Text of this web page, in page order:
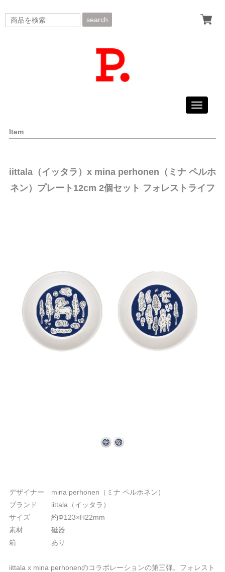
search
Toggle
Item
iittala（イッタラ）x mina perhonen（ミナ ペルホ
ネン）プレート12cm 2個セット フォレストライフ
デザイナー mina perhonen（ミナ ペルホネン）
ブランド iittala（イッタラ）
サイズ 約Ф123×H22mm
素材 磁器
箱 あり
iittala x mina perhonenのコラボレーションの第三弾。フォレスト